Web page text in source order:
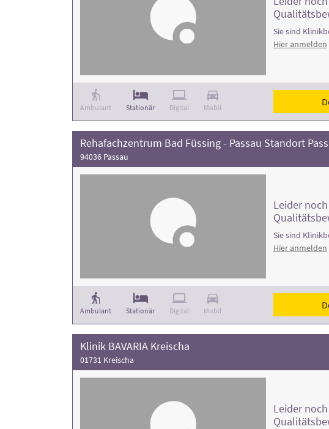
Ambulant Stationär Digital Mobil
Sie sind
Hier anmelden
Rehafachzentrum Bad Füssing - Passau Standort
94036 Passau
Ambulant Stationär Digital Mobil
Leider
Sie sind
Hier anmelden
Klinik BAVARIA Kreischa
01731 Kreischa
Leider